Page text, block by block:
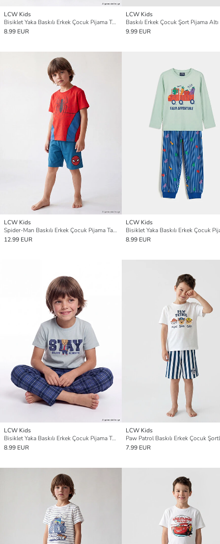
LCW Kids
Bisiklet Yaka Baskılı Erkek Çocuk Pijama Takım
8.99 EUR
LCW Kids
Baskılı Erkek Çocuk Şort Pijama
9.99 EUR
LCW Kids
Spider-Man Baskılı Erkek Çocuk Pijama Takımı
12.99 EUR
LCW Kids
8.99 EUR
LCW Kids
Bisiklet Yaka Baskılı Erkek Çocuk Pijama Takım
8.99 EUR
LCW Kids
7.99 EUR